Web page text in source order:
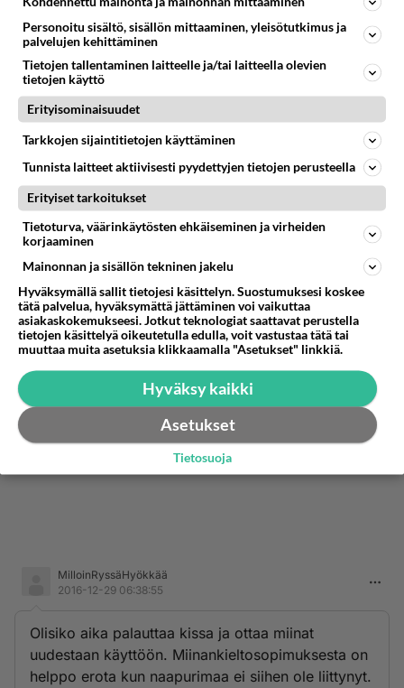
Miinankieltoa vaativille maanpetturiryssille
annettava niskalaukaus tai karkotettava Suomesta.
Äänestä Kommentoi
Mlmlmlmlm
Halonen poistatti jo ne miinat. Sai siitä hyvästä
ryssiltä kissan lahjaksi.
Äänestä Kommentoi
MilloinRyssäHyökkää
2016-12-29 06:38:55
Olisiko aika palauttaa kissa ja ottaa miinat
uudestaan käyttöön. Miinankieltosopimuksesta on
helppo erota kun naapurimaa ei siihen ole liittynyt.
Personoitu sisältö, sisällön mittaaminen, yleisötutkimus ja
palvelujen kehittäminen
Tietojen tallentaminen laitteelle ja/tai laitteella olevien
tietojen käyttö
Erityisominaisuudet
Tarkkojen sijaintitietojen käyttäminen
Tunnista laitteet aktiivisesti pyydettyjen tietojen perusteella
Erityiset tarkoitukset
Tietoturva, väärinkäytösten ehkäiseminen ja virheiden
korjaaminen
Mainonnan ja sisällön tekninen jakelu
Hyväksymällä sallit tietojesi käsittelyn. Suostumuksesi koskee
tätä palvelua, hyväksymättä jättäminen voi vaikuttaa
asiakaskokemukseesi. Jotkut teknologiat saattavat perustella
tietojen käsittelyä oikeutetulla edulla, voit vastustaa tätä tai
muuttaa muita asetuksia klikkaamalla "Asetukset" linkkiä.
Hyväksy kaikki
Asetukset
Tietosuoja